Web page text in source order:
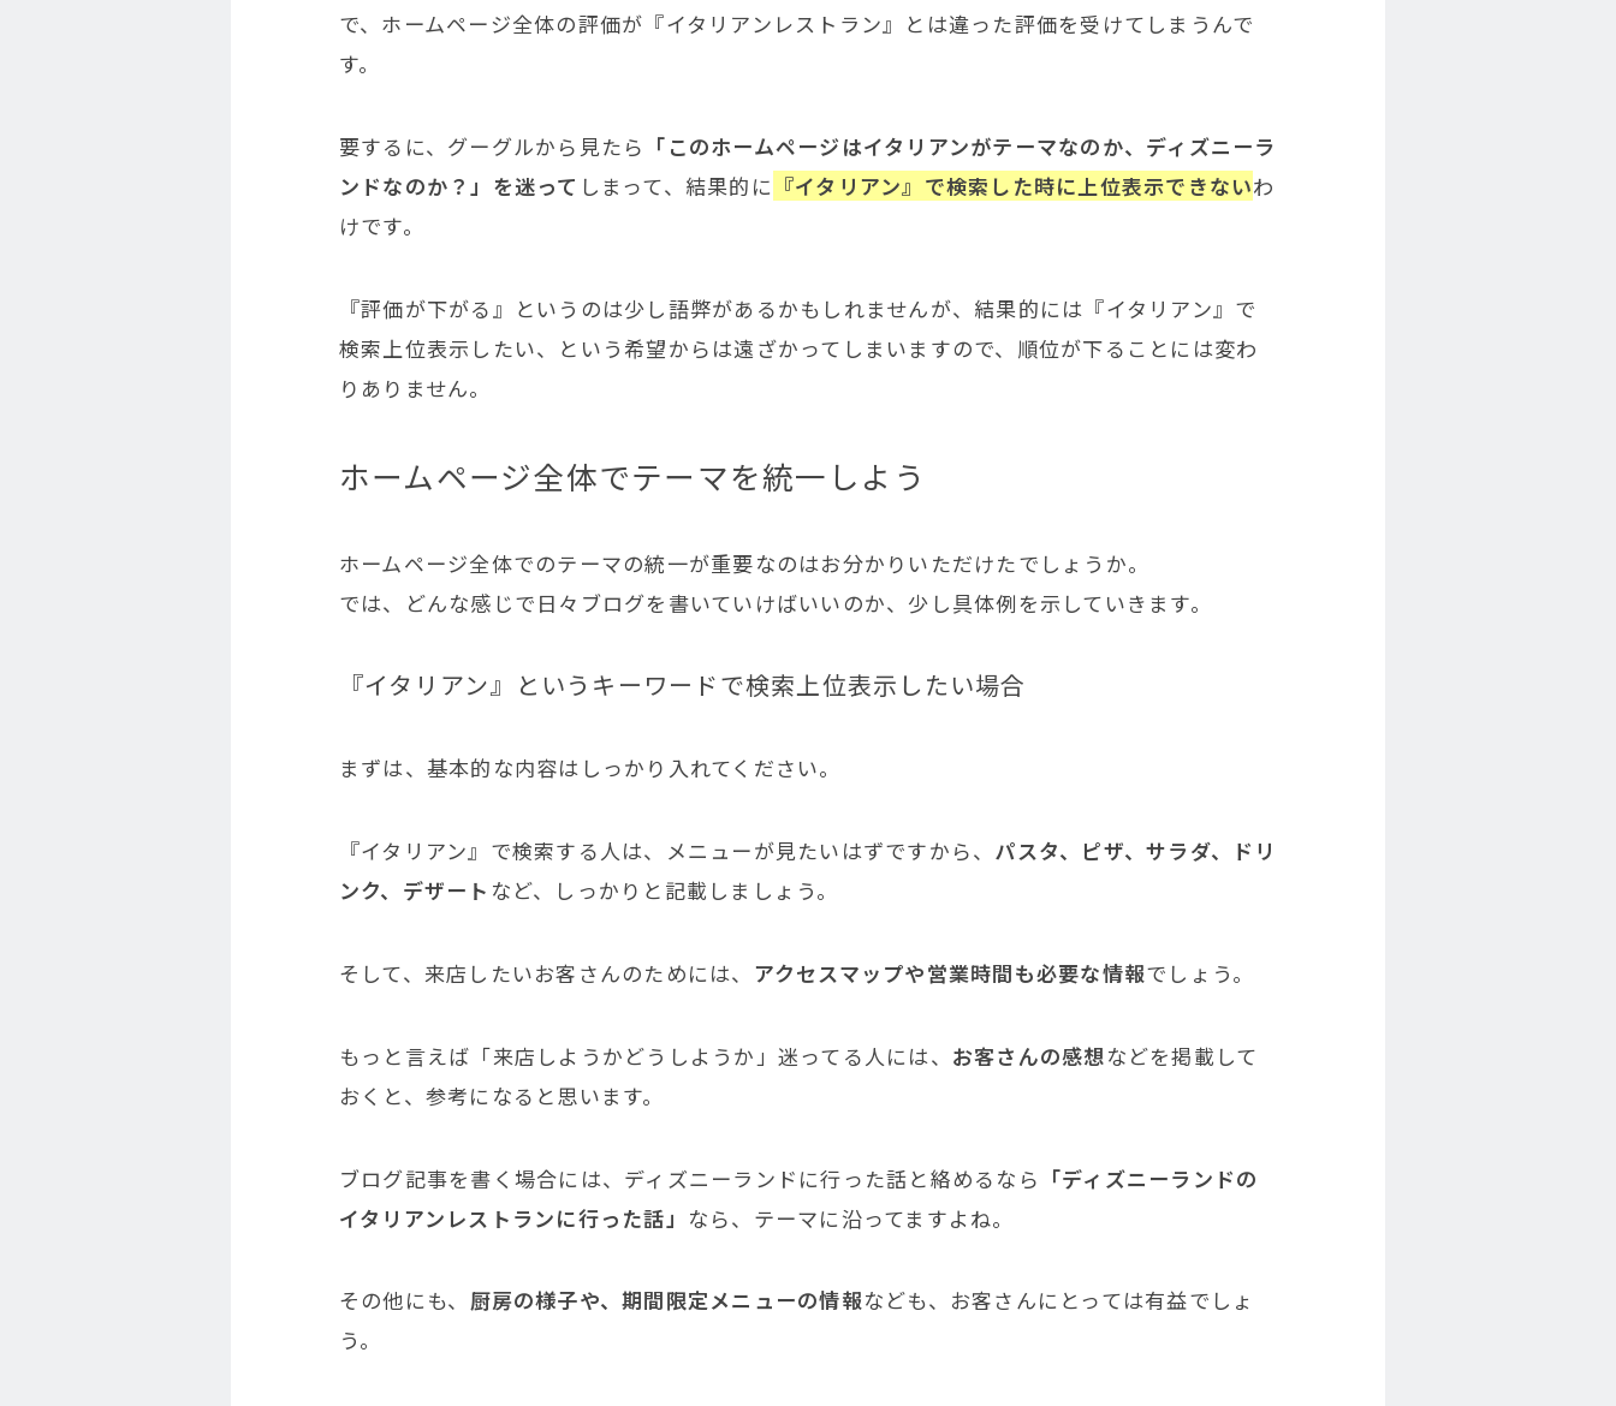
で、ホームページ全体の評価が『イタリアンレストラン』とは違った評価を受けてしまうんで
す。
要するに、グーグルから見たら 「このホームページはイタリアンがテーマなのか、ディズニーラ
ンドなのか？」を迷って しまって、結果的に 『イタリアン』で検索した時に上位表示できないわ
けです。
『評価が下がる』というのは少し語弊があるかもしれませんが、結果的には『イタリアン』で
検索上位表示したい、という希望からは遠ざかってしまいますので、順位が下ることには変わ
りありません。
ホームページ全体でテーマを統一しよう
ホームページ全体でのテーマの統一が重要なのはお分かりいただけたでしょうか。
では、どんな感じで日々ブログを書いていけばいいのか、少し具体例を示していきます。
『イタリアン』というキーワードで検索上位表示したい場合
まずは、基本的な内容はしっかり入れてください。
『イタリアン』で検索する人は、メニューが見たいはずですから、 パスタ、ピザ、サラダ、ドリ
ンク、デザート など、しっかりと記載しましょう。
そして、来店したいお客さんのためには、 アクセスマップや営業時間も必要な情報でしょう。
もっと言えば「来店しようかどうしようか」迷ってる人には、 お客さんの感想などを掲載して
おくと、参考になると思います。
ブログ記事を書く場合には、ディズニーランドに行った話と絡めるなら 「ディズニーランドの
イタリアンレストランに行った話」 なら、テーマに沿ってますよね。
その他にも、 厨房の様子や、期間限定メニューの情報なども、お客さんにとっては有益でしょ
う。